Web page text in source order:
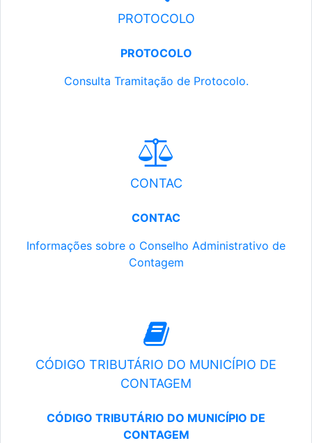
PROTOCOLO
PROTOCOLO
Consulta Tramitação de Protocolo.
CONTAC
CONTAC
Informações sobre o Conselho Administrativo de
Contagem
CÓDIGO TRIBUTÁRIO DO MUNICÍPIO DE
CONTAGEM
CÓDIGO TRIBUTÁRIO DO MUNICÍPIO DE
CONTAGEM